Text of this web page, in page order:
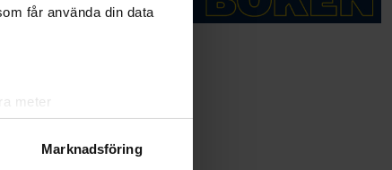
får använda din data
meter
. Du kan ändra
Marknadsföring